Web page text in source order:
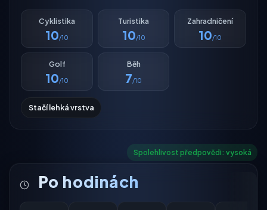
Cyklistika
10/10
Turistika
10/10
Zahradničení
10/10
Golf
10/10
Běh
7/10
Stačí lehká vrstva
Spolehlivost předpovědi: vysoká
Po hodinách